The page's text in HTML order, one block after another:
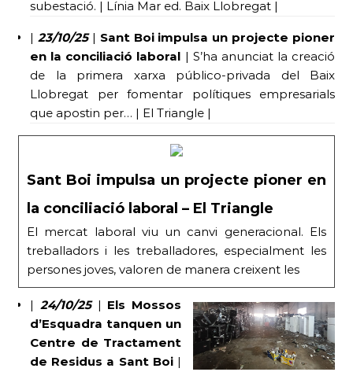
subestació. | Línia Mar ed. Baix Llobregat |
| 23/10/25| Sant Boi impulsa un projecte pioner
en la conciliació laboral | S’ha anunciat la creació
de la primera xarxa público-privada del Baix
Llobregat per fomentar polítiques empresarials
que apostin per… | El Triangle |
Sant Boi impulsa un projecte pioner en
la conciliació laboral – El Triangle
El mercat laboral viu un canvi generacional. Els
treballadors i les treballadores, especialment les
persones joves, valoren de manera creixent les
| 24/10/25 | Els Mossos
d’Esquadra tanquen un
Centre de Tractament
de Residus a Sant Boi|